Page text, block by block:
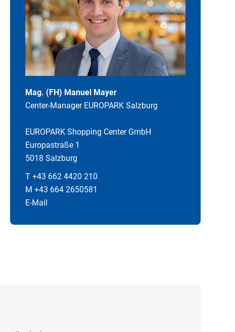
Mag. (FH) Manuel Mayer
Center-Manager EUROPARK Salzburg
EUROPARK Shopping Center GmbH
Europastraße 1
5018 Salzburg
T +43 662 4420 210
M +43 664 2650581
E-Mail